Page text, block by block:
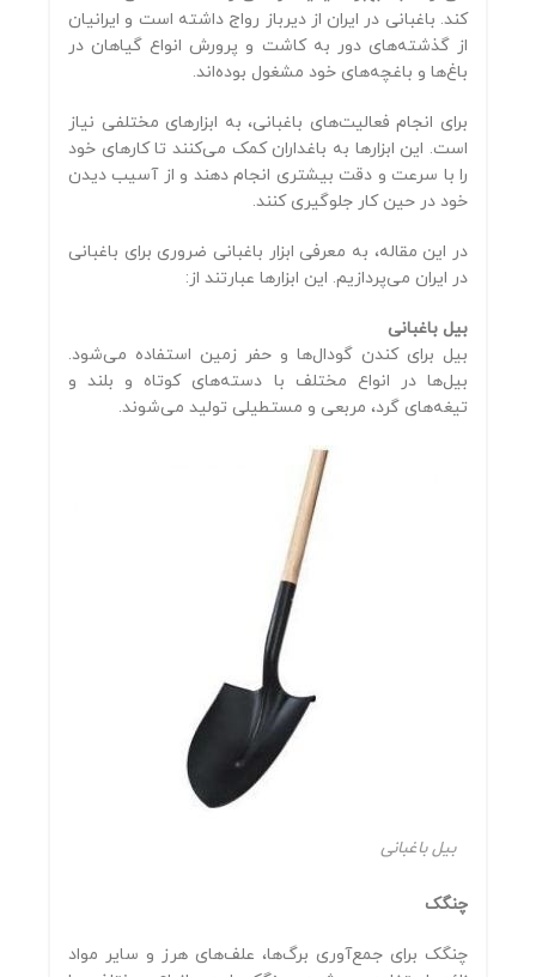
کند. باغبانی در ایران از دیرباز رواج داشته است و ایرانیان
از گذشته‌های دور به کاشت و پرورش انواع گیاهان در
باغ‌ها و باغچه‌های خود مشغول بوده‌اند.
برای انجام فعالیت‌های باغبانی، به ابزارهای مختلفی نیاز
است. این ابزارها به باغداران کمک می‌کنند تا کارهای خود
را با سرعت و دقت بیشتری انجام دهند و از آسیب دیدن
خود در حین کار جلوگیری کنند.
در این مقاله، به معرفی ابزار باغبانی ضروری برای باغبانی
در ایران می‌پردازیم. این ابزارها عبارتند از:
بیل باغبانی
بیل برای کندن گودال‌ها و حفر زمین استفاده می‌شود.
بیل‌ها در انواع مختلف با دسته‌های کوتاه و بلند و
تیغه‌های گرد، مربعی و مستطیلی تولید می‌شوند.
بیل باغبانی
چنگک
چنگک برای جمع‌آوری برگ‌ها، علف‌های هرز و سایر مواد